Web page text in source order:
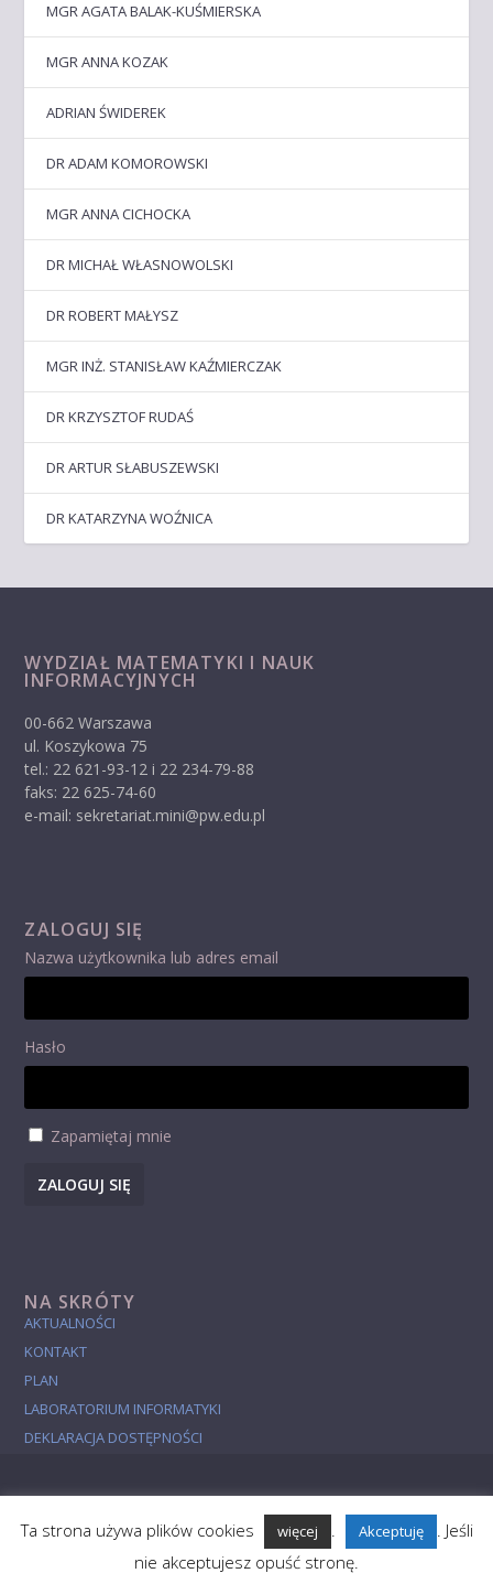
MGR AGATA BALAK-KUŚMIERSKA
MGR ANNA KOZAK
ADRIAN ŚWIDEREK
DR ADAM KOMOROWSKI
MGR ANNA CICHOCKA
DR MICHAŁ WŁASNOWOLSKI
DR ROBERT MAŁYSZ
MGR INŻ. STANISŁAW KAŹMIERCZAK
DR KRZYSZTOF RUDAŚ
DR ARTUR SŁABUSZEWSKI
DR KATARZYNA WOŹNICA
WYDZIAŁ MATEMATYKI I NAUK
INFORMACYJNYCH
00-662 Warszawa
ul. Koszykowa 75
tel.: 22 621-93-12 i 22 234-79-88
faks: 22 625-74-60
e-mail: sekretariat.mini@pw.edu.pl
ZALOGUJ SIĘ
Nazwa użytkownika lub adres email
Hasło
Zapamiętaj mnie
ZALOGUJ SIĘ
NA SKRÓTY
AKTUALNOŚCI
KONTAKT
PLAN
LABORATORIUM INFORMATYKI
DEKLARACJA DOSTĘPNOŚCI
Aktualności Studia Badania Popularyzacja
O Wydziale
Studies in English
Ta strona używa plików cookies więcej Akceptuję
. Jeśli
nie akceptujesz opuść stronę.